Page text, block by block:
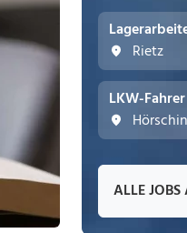
Rietz
LKW-Fahrer
ALLE